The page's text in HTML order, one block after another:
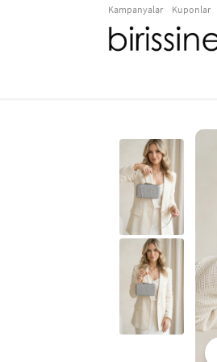
Kampanyalar Kuponlar